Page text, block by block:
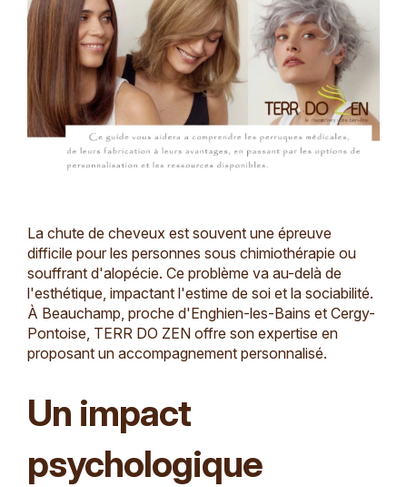
La chute de cheveux est souvent une épreuve
difficile pour les personnes sous chimiothérapie ou
souffrant d'alopécie. Ce problème va au-delà de
l'esthétique, impactant l'estime de soi et la sociabilité.
À Beauchamp, proche d'Enghien-les-Bains et Cergy-
Pontoise, TERR DO ZEN offre son expertise en
proposant un accompagnement personnalisé.
Un impact
psychologique